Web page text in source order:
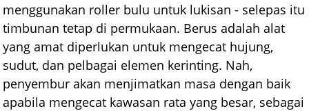
menggunakan roller bulu untuk lukisan - selepas itu
timbunan tetap di permukaan. Berus adalah alat
yang amat diperlukan untuk mengecat hujung,
sudut, dan pelbagai elemen kerinting. Nah,
penyembur akan menjimatkan masa dengan baik
apabila mengecat kawasan rata yang besar, sebagai